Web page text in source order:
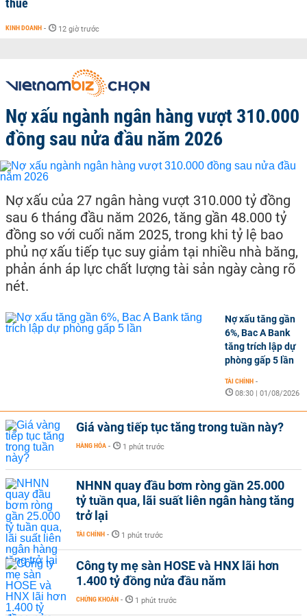
thuế
KINH DOANH - 12 giờ trước
Nợ xấu ngành ngân hàng vượt 310.000
đồng sau nửa đầu năm 2026
Nợ xấu của 27 ngân hàng vượt 310.000 tỷ đồng
sau 6 tháng đầu năm 2026, tăng gần 48.000 tỷ
đồng so với cuối năm 2025, trong khi tỷ lệ bao
phủ nợ xấu tiếp tục suy giảm tại nhiều nhà băng,
phản ánh áp lực chất lượng tài sản ngày càng rõ
nét.
Nợ xấu tăng gần
6%, Bac A Bank
tăng trích lập dự
phòng gấp 5 lần
TÀI CHÍNH -
08:30 | 01/08/2026
Giá vàng tiếp tục tăng trong tuần này?
HÀNG HÓA - 1 phút trước
NHNN quay đầu bơm ròng gần 25.000
tỷ tuần qua, lãi suất liên ngân hàng tăng
trở lại
TÀI CHÍNH - 1 phút trước
Công ty mẹ sàn HOSE và HNX lãi hơn
1.400 tỷ đồng nửa đầu năm
CHỨNG KHOÁN - 1 phút trước